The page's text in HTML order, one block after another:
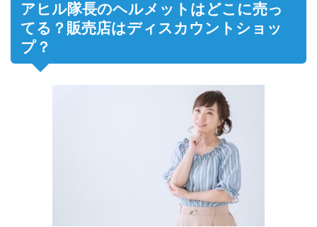
アヒル隊長のヘルメットはどこに売っ
てる？販売店はディスカウントショッ
プ？